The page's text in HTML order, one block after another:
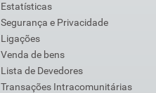
Estatísticas
Segurança e Privacidade
Ligações
Venda de bens
Lista de Devedores
Transações Intracomunitárias